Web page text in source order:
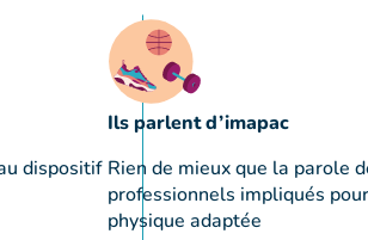
dispositif
Ils parlent d’imapac
Rien de mieux que la parole
professionnels impliqués
physique adaptée